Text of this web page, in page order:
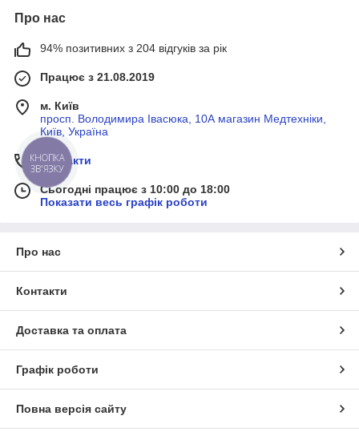
Про нас
94% позитивних з 204 відгуків за рік
Працює з 21.08.2019
м. Київ
просп. Володимира Івасюка, 10А магазин Медтехніки,
Київ, Україна
Контакти
Сьогодні працює з 10:00 до 18:00
Показати весь графік роботи
Про нас
Контакти
Доставка та оплата
Графік роботи
Повна версія сайту
КНОПКА
ЗВ'ЯЗКУ